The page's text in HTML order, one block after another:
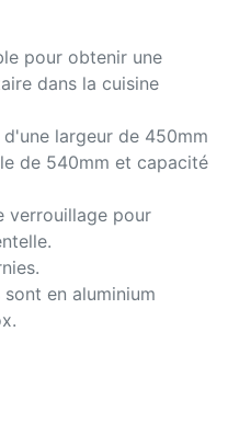
pour obtenir une
dans la cuisine
largeur de 450mm
de 540mm et capacité
verrouillage pour
en aluminium